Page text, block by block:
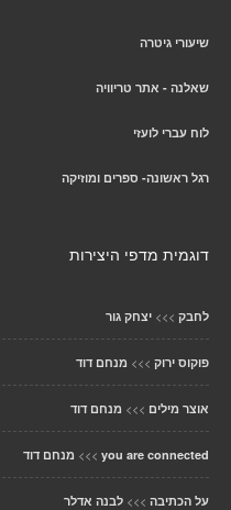
שיעורי גיטרה
שאלנה - אתר טריוויה
לוח עברי לועזי
רגל ראשונה- ספרים ומוזיקה
דוגמית מדפי היצירות
לחבק >>> יצחק גור
פוקוס ירוק >>> מנחם דוד
אוצר מילים >>> מנחם דוד
you are connected
>>> מנחם דוד
על הכתיבה >>> לבנה אדלר